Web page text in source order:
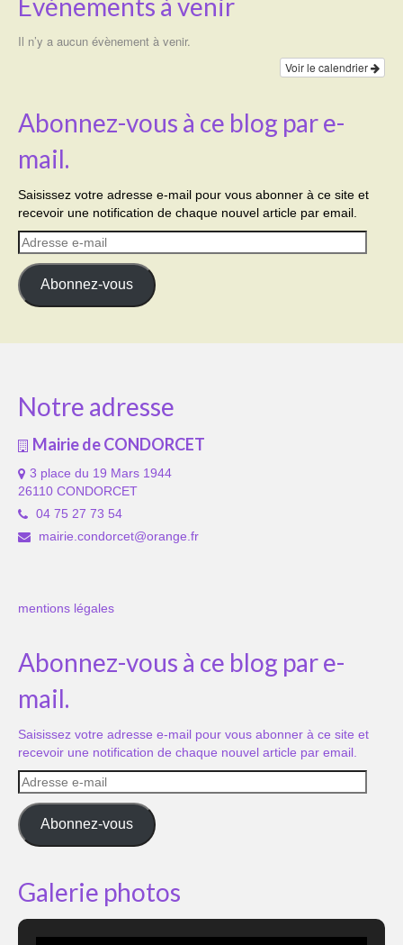
Il n’y a aucun évènement à venir.
Voir le calendrier
Abonnez-vous à ce blog par e-
mail.
Saisissez votre adresse e-mail pour vous abonner à ce site et
recevoir une notification de chaque nouvel article par email.
Adresse
e-
mail
Abonnez-vous
Notre adresse
Mairie de CONDORCET
3 place du 19 Mars 1944
26110 CONDORCET
04 75 27 73 54
mairie.condorcet@orange.fr
mentions légales
Abonnez-vous à ce blog par e-
mail.
Saisissez votre adresse e-mail pour vous abonner à ce site et
recevoir une notification de chaque nouvel article par email.
Adresse
e-
mail
Abonnez-vous
Galerie photos